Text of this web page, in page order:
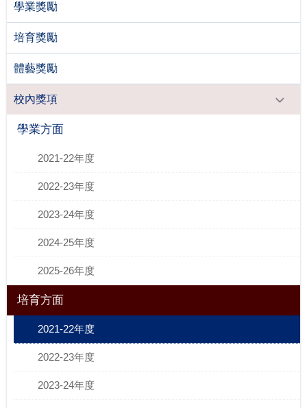
學業獎勵
培育獎勵
體藝獎勵
校內獎項
學業方面
2021-22年度
2022-23年度
2023-24年度
2024-25年度
2025-26年度
培育方面
2021-22年度
2022-23年度
2023-24年度